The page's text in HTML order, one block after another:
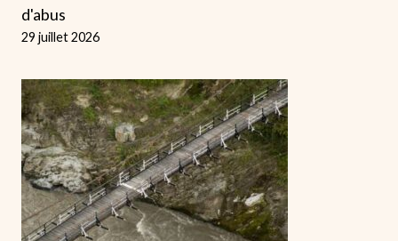
d'abus
29 juillet 2026